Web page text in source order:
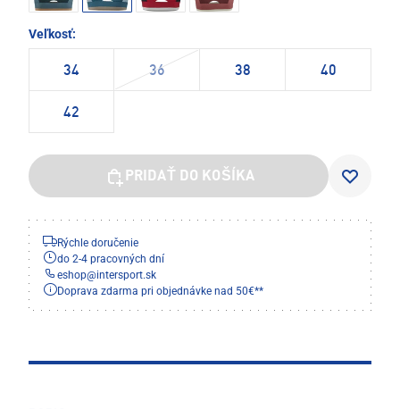
Veľkosť:
34 36 38 40
42
PRIDAŤ DO KOŠÍKA
Rýchle doručenie
do 2-4 pracovných dní
eshop@intersport.sk
Doprava zdarma pri objednávke nad 50€**